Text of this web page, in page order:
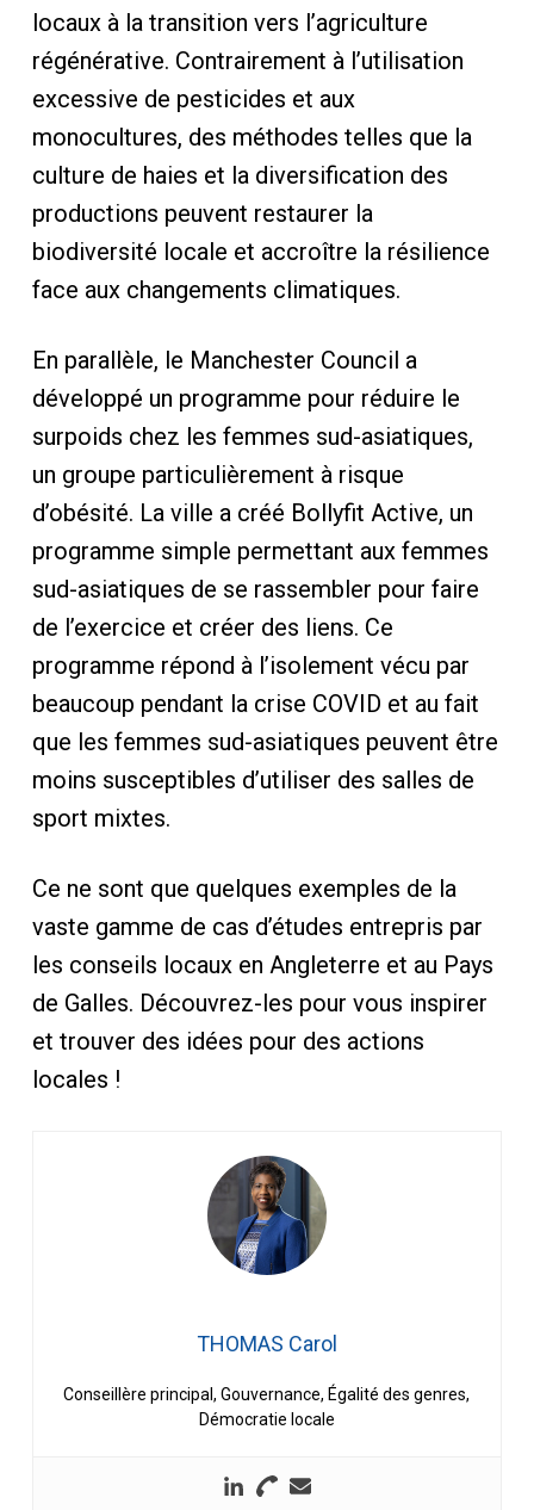
locaux à la transition vers l’agriculture
régénérative. Contrairement à l’utilisation
excessive de pesticides et aux
monocultures, des méthodes telles que la
culture de haies et la diversification des
productions peuvent restaurer la
biodiversité locale et accroître la résilience
face aux changements climatiques.
En parallèle, le Manchester Council a
développé un programme pour réduire le
surpoids chez les femmes sud-asiatiques,
un groupe particulièrement à risque
d’obésité. La ville a créé Bollyfit Active, un
programme simple permettant aux femmes
sud-asiatiques de se rassembler pour faire
de l’exercice et créer des liens. Ce
programme répond à l’isolement vécu par
beaucoup pendant la crise COVID et au fait
que les femmes sud-asiatiques peuvent être
moins susceptibles d’utiliser des salles de
sport mixtes.
Ce ne sont que quelques exemples de la
vaste gamme de cas d’études entrepris par
les conseils locaux en Angleterre et au Pays
de Galles. Découvrez-les pour vous inspirer
et trouver des idées pour des actions
locales !
THOMAS Carol
Conseillère principal, Gouvernance, Égalité des genres,
Démocratie locale